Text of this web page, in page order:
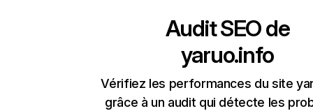
Audit SEO de
yaruo.info
Vérifiez les performances du site
grâce à un audit qui détecte les